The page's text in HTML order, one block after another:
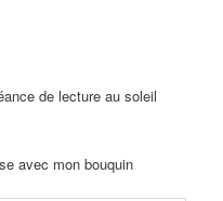
de lecture au soleil
avec mon bouquin